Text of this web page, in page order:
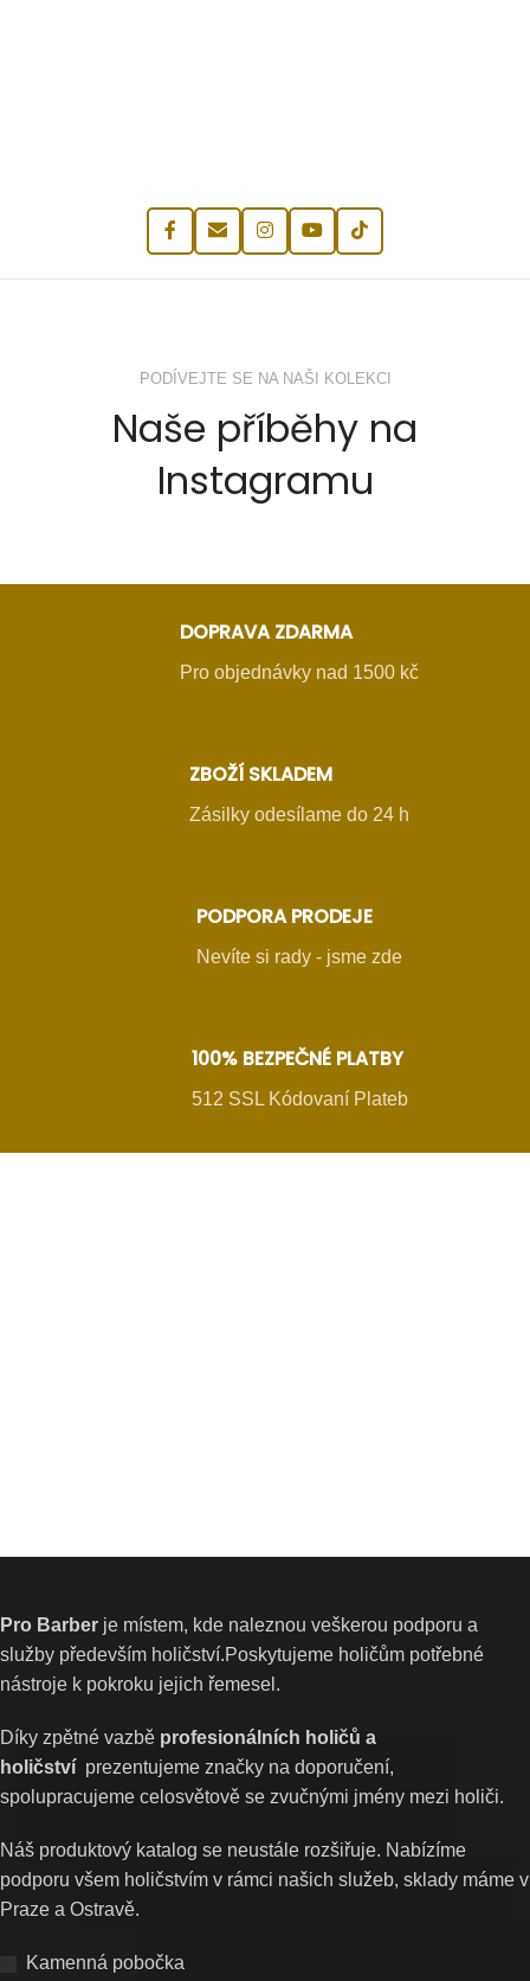
PODÍVEJTE SE NA NAŠI KOLEKCI
Naše příběhy na
Instagramu
DOPRAVA ZDARMA
Pro objednávky nad 1500 kč
ZBOŽÍ SKLADEM
Zásilky odesílame do 24 h
PODPORA PRODEJE
Nevíte si rady - jsme zde
100% BEZPEČNÉ PLATBY
512 SSL Kódovaní Plateb
Pro Barber je místem, kde naleznou veškerou podporu a
služby především holičství.Poskytujeme holičům potřebné
nástroje k pokroku jejich řemesel.
Díky zpětné vazbě profesionálních holičů a
holičství prezentujeme značky na doporučení,
spolupracujeme celosvětově se zvučnými jmény mezi holiči.
Náš produktový katalog se neustále rozšiřuje. Nabízíme
podporu všem holičstvím v rámci našich služeb, sklady máme v
Praze a Ostravě.
Kamenná pobočka